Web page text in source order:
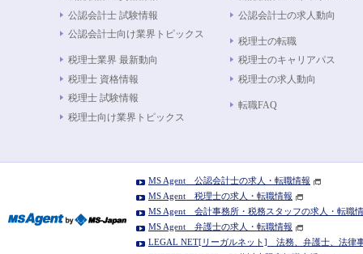
公認会計士 試験情報
公認会計士向け業界トピックス
税理士業界 最新動向
税理士 資格情報
税理士 試験情報
税理士向け業界トピックス
公認会計士の求人動向
税理士の転職
税理士のキャリアパス
税理士の求人動向
転職FAQ
MS Agent 公認会計士の求人・転職情報
MS Agent 税理士の求人・転職情報
MS Agent 会計事務所・税務スタッフの求人・転職
MS Agent 弁護士の求人・転職情報
LEGAL NET[リーガルネット] 法務、弁護士、法律